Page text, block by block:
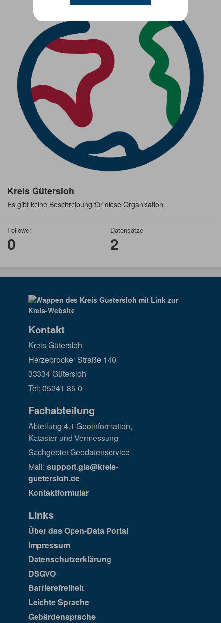
Kreis Gütersloh
Es gibt keine Beschreibung für diese Organisation
Follower
0
Datensätze
2
Kontakt
Kreis Gütersloh
Herzebrocker Straße 140
33334 Gütersloh
Tel: 05241 85-0
Fachabteilung
Abteilung 4.1 Geoinformation,
Kataster und Vermessung
Sachgebiet Geodatenservice
Mail: support.gis@kreis-
guetersloh.de
Kontaktformular
Links
Über das Open-Data Portal
Impressum
Datenschutzerklärung
DSGVO
Barrierefreiheit
Leichte Sprache
Gebärdensprache